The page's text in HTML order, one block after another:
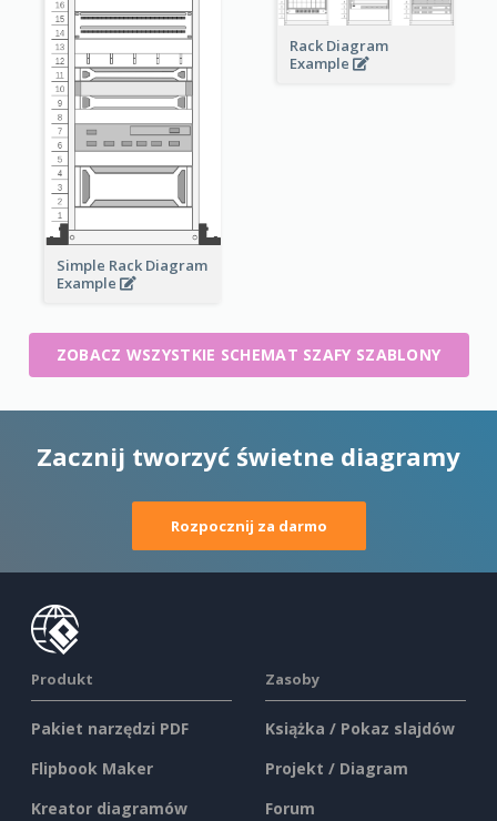
Rack Diagram
Example
Simple Rack Diagram
Example
ZOBACZ WSZYSTKIE SCHEMAT SZAFY SZABLONY
Zacznij tworzyć świetne diagramy
Rozpocznij za darmo
Produkt
Pakiet narzędzi PDF
Flipbook Maker
Kreator diagramów
Zasoby
Książka / Pokaz slajdów
Projekt / Diagram
Forum